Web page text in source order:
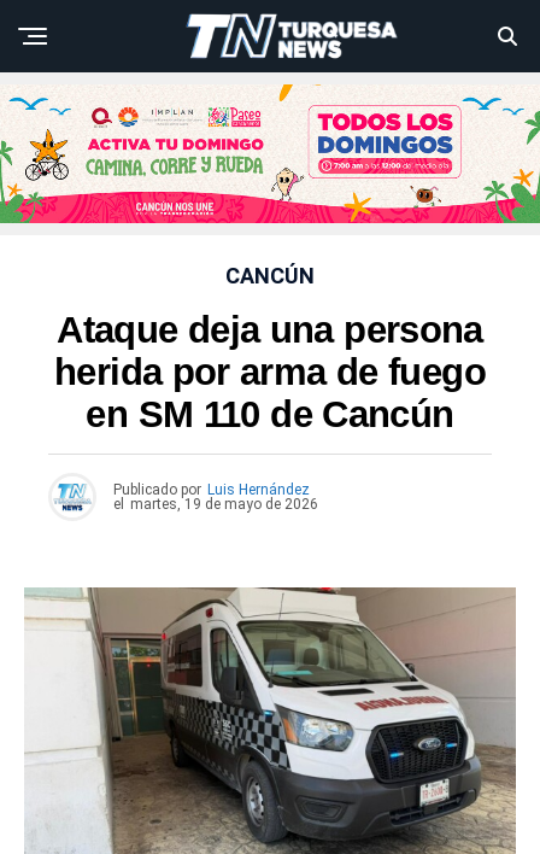
CANCÚN
Ataque deja una persona
herida por arma de fuego
en SM 110 de Cancún
Publicado por Luis Hernández
el
martes, 19 de mayo de 2026